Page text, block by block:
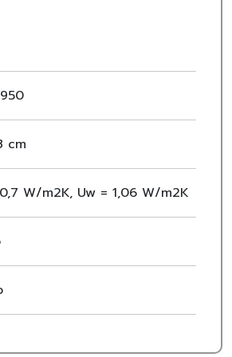
m^2K
pro zákazníky, kteří chtějí maximální
účinnost v jednom řešení.
cm
W/m2K, Uw = 1,06 W/m2K